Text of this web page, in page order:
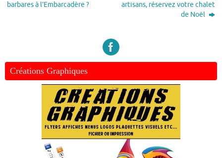
barbares à l’Embarcadère ?
artisans, réservez votre chalet
de Noël
Créations Graphiques